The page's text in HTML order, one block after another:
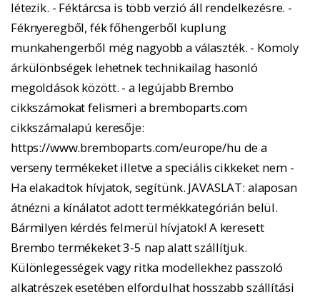
létezik. - Féktárcsa is több verzió áll rendelkezésre. -
Féknyeregből, fék főhengerből kuplung
munkahengerből még nagyobb a választék. - Komoly
árkülönbségek lehetnek technikailag hasonló
megoldások között. - a legújabb Brembo
cikkszámokat felismeri a bremboparts.com
cikkszámalapú keresője:
https://www.bremboparts.com/europe/hu de a
verseny termékeket illetve a speciális cikkeket nem -
Ha elakadtok hívjatok, segítünk. JAVASLAT: alaposan
átnézni a kínálatot adott termékkategórián belül.
Bármilyen kérdés felmerül hívjatok! A keresett
Brembo termékeket 3-5 nap alatt szállítjuk.
Különlegességek vagy ritka modellekhez passzoló
alkatrészek esetében elfordulhat hosszabb szállítási